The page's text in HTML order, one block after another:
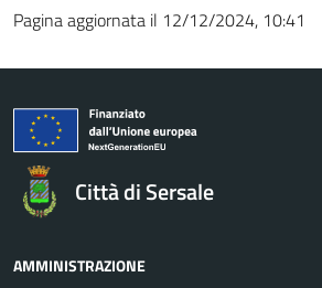
Pagina aggiornata il 12/12/2024, 10:41
Città di Sersale
AMMINISTRAZIONE